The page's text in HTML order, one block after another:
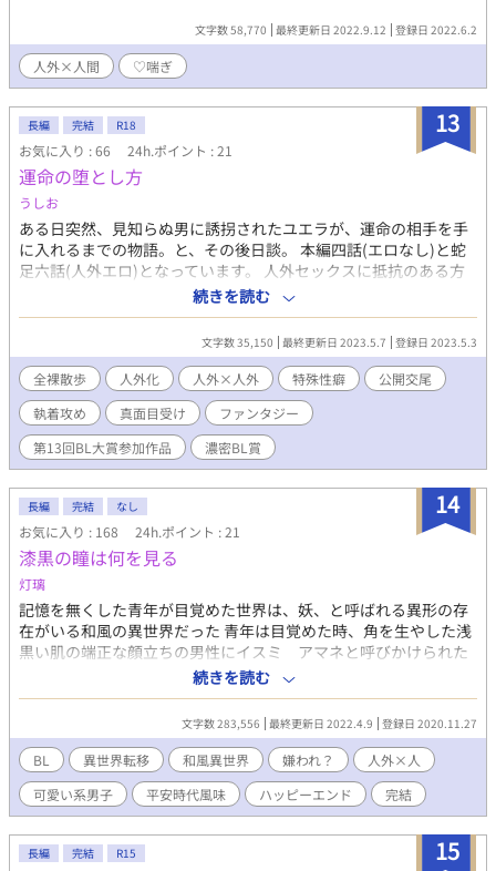
文字数 58,770 最終更新日 2022.9.12 登録日 2022.6.2
人外×人間 ♡喘ぎ
13
長編 完結 R18
お気に入り : 66 24h.ポイント : 21
運命の堕とし方
うしお
ある日突然、見知らぬ男に誘拐されたユエラが、運命の相手を手
に入れるまでの物語。と、その後日談。 本編四話(エロなし)と蛇
足六話(人外エロ)となっています。 人外セックスに抵抗のある方
は、蛇足より先には進まない方がオススメです。 5/5 21時から公
開。 蛇足の蛇足三話(エロなし)を追加します。 ある男の悲劇。本
編の裏話的なお話です。エロはありません。 勝手に恋して失恋す
るだけのある意味バッドエンドなお話です。 5/7 21時から公開。
蛇足の蛇足の蛇足六話を追加します。 ガラスの恋と宝物。本編か
ら蛇足の裏側的なお話です。 メインではないですが、男性による
妊娠出産描写がでてきます。抵抗のある方は、ご無理をなされま
せんように。 こちらは、Twitterで万年青二、三歳さんが呼びかけ
られていた 『GWだし、天気良いから全裸で散歩しよ！！ 「ある
出して好きな事してください。』に参加したツイノベの世界観が
気に入ったため、加筆修正したものです。少しだけエロ要素も増
やしています。 人外×人外
続きを読む
文字数 35,150 最終更新日 2023.5.7 登録日 2023.5.3
全裸散歩 人外化 人外×人外 特殊性癖
公開交尾
執着攻め
真面目受け
ファンタジー
第13回BL大賞参加作品
濃密BL賞
14
長編 完結 なし
お気に入り : 168 24h.ポイント : 21
漆黒の瞳は何を見る
灯璃
記憶を無くした青年が目覚めた世界は、妖、と呼ばれる異形の存
在がいる和風の異世界だった 青年は目覚めた時、角を生やした浅
黒い肌の端正な顔立ちの男性にイスミ アマネと呼びかけられた
が、記憶が無く何も思い出せなかった……自分の名前すらも 男性
は慌てたようにすぐに飛び去ってしまい、青年は何も聞けずに困
惑する そんな戸惑っていた青年は役人に捕えられ、都に搬送され
る事になった。そこで人々を統べるおひい様と呼ばれる女性に会
い、あなたはこの世界を救う為に御柱様が遣わされた方だ、と言
われても青年は何も思い出せなかった。経緯も、動機も。 ただチ
ート級の能力はちゃんと貰っていたので、青年は仕方なく状況に
流されるまま旅立ったのだが、自分を受け入れてくれたのは同じ
姿形をしている人ではなく、妖の方だった……。 この世界では不
吉だと人に忌み嫌われる漆黒の髪、漆黒の瞳をもった、自己肯定
続きを読む
文字数 283,556 最終更新日 2022.4.9 登録日 2020.11.27
BL 異世界転移 和風異世界 嫌われ？
人外×人
可愛い系男子
平安時代風味 ハッピーエンド 完結
15
長編 完結 R15